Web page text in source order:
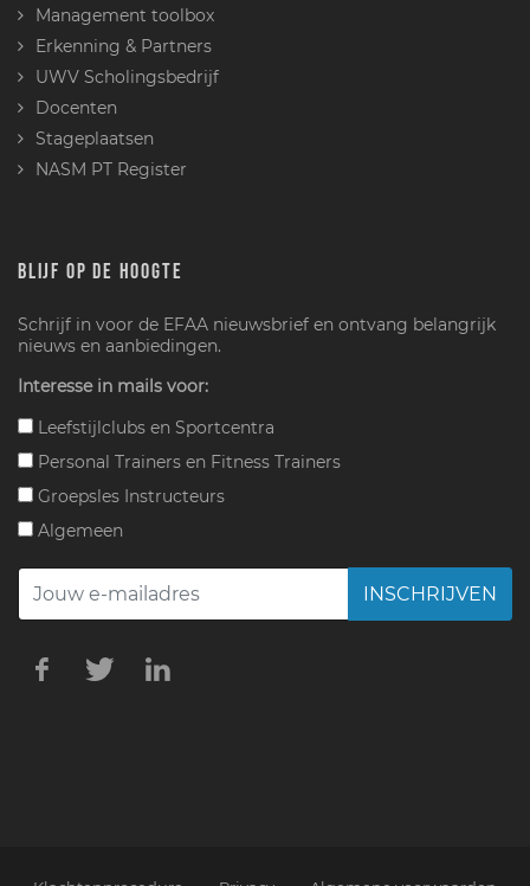
Management toolbox
Erkenning & Partners
UWV Scholingsbedrijf
Docenten
Stageplaatsen
NASM PT Register
BLIJF OP DE HOOGTE
Schrijf in voor de EFAA nieuwsbrief en ontvang belangrijk
nieuws en aanbiedingen.
Interesse in mails voor:
Leefstijlclubs en Sportcentra
Personal Trainers en Fitness Trainers
Groepsles Instructeurs
Algemeen
INSCHRIJVEN